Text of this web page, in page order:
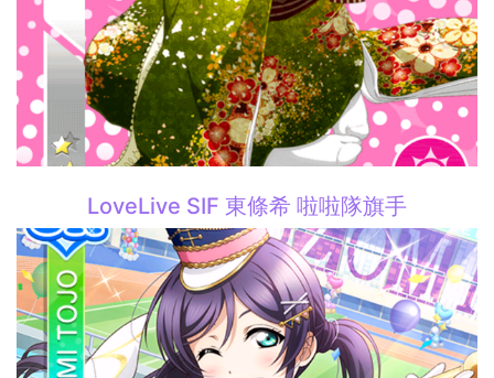
LoveLive SIF 東條希 啦啦隊旗手